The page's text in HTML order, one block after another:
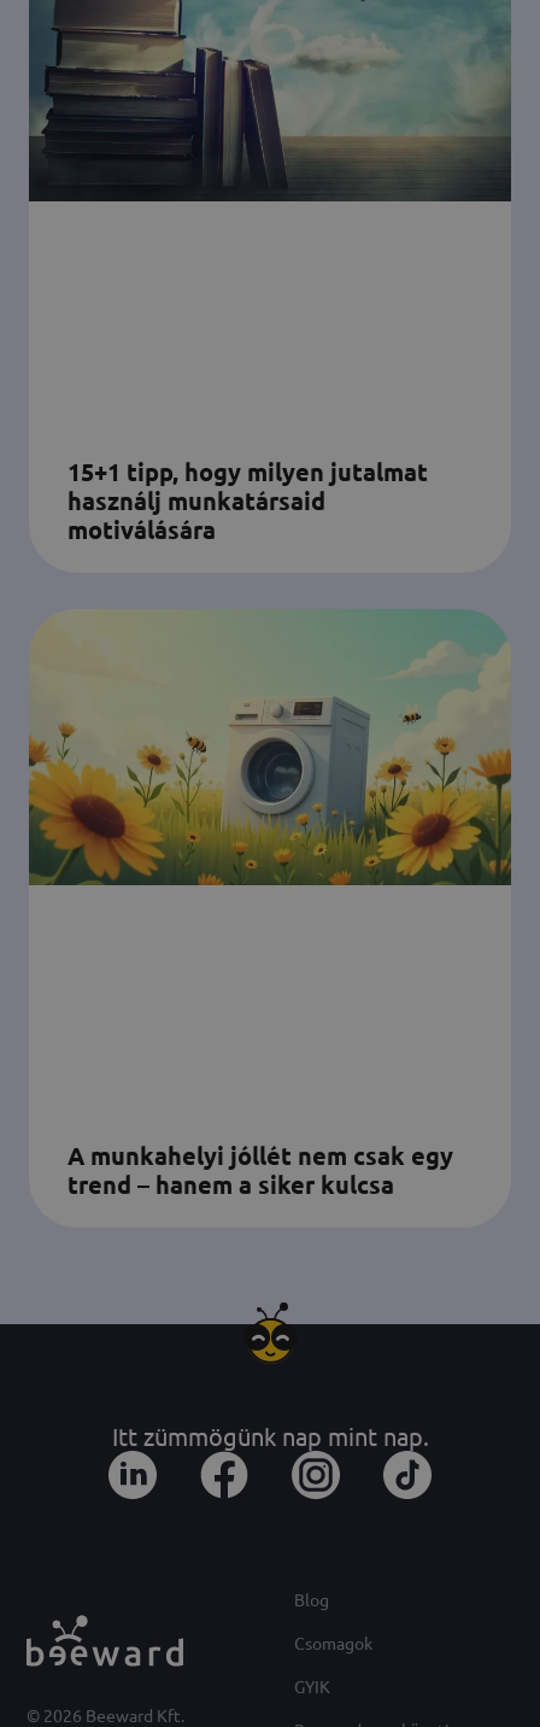
15+1 tipp, hogy milyen jutalmat
használj munkatársaid
motiválására
A munkahelyi jóllét nem csak egy
trend – hanem a siker kulcsa
© 2026 Beeward Kft.
Itt zümmögünk nap mint nap.
Blog
Csomagok
GYIK